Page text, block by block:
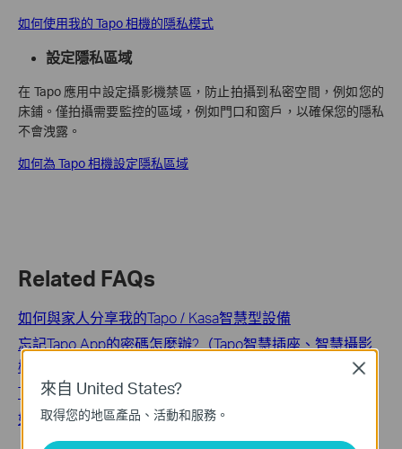
如何使用我的 Tapo 相機的隱私模式
設定隱私區域
在 Tapo 應用中設定攝影機禁區，防止拍攝到私密空間，例如您的
床鋪。僅拍攝需要監控的區域，例如門口和窗戶，以確保您的隱私
不會洩露。
如何為 Tapo 相機設定隱私區域
Related FAQs
如何與家人分享我的Tapo / Kasa智慧型設備
忘記Tapo App的密碼怎麼辦?（Tapo智慧插座、智慧攝影
機、智慧燈泡）
Tapo 攝影機：設定、功能和設定的完整問題集
如何在Tapo APP變更攝影機帳戶呢？
來自 United States?
取得您的地區產品、活動和服務。
Close